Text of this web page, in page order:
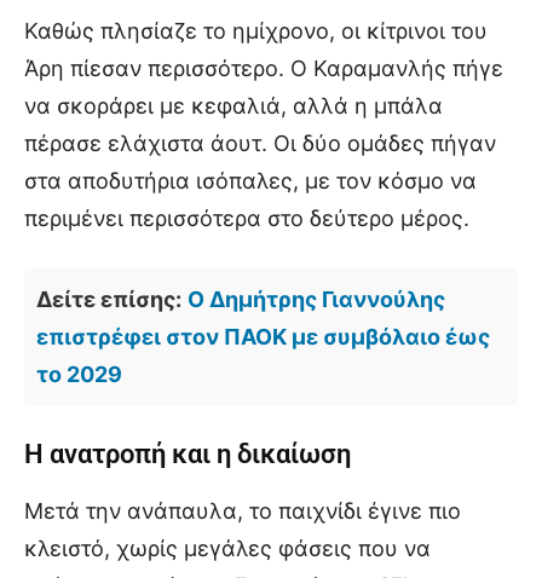
Καθώς πλησίαζε το ημίχρονο, οι κίτρινοι του
Άρη πίεσαν περισσότερο. Ο Καραμανλής πήγε
να σκοράρει με κεφαλιά, αλλά η μπάλα
πέρασε ελάχιστα άουτ. Οι δύο ομάδες πήγαν
στα αποδυτήρια ισόπαλες, με τον κόσμο να
περιμένει περισσότερα στο δεύτερο μέρος.
Δείτε επίσης: Ο Δημήτρης Γιαννούλης
επιστρέφει στον ΠΑΟΚ με συμβόλαιο έως
το 2029
Η ανατροπή και η δικαίωση
Μετά την ανάπαυλα, το παιχνίδι έγινε πιο
κλειστό, χωρίς μεγάλες φάσεις που να